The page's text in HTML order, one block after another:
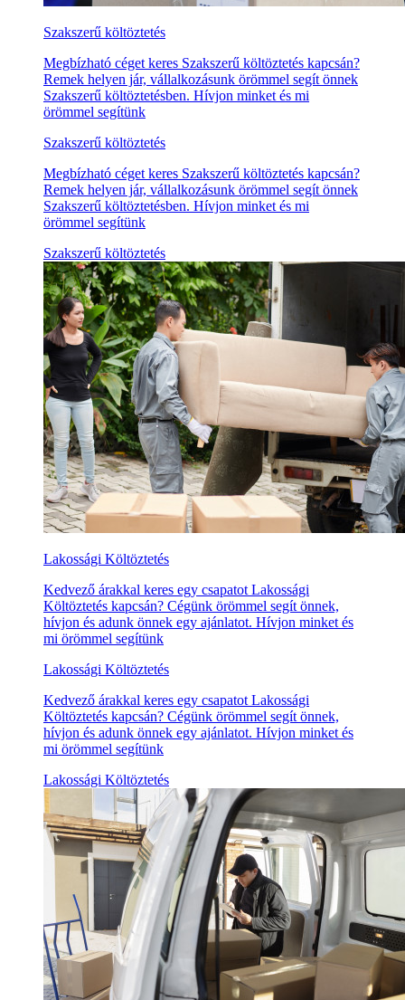
Szakszerű költöztetés
Megbízható céget keres Szakszerű költöztetés kapcsán?
Remek helyen jár, vállalkozásunk örömmel segít önnek
Szakszerű költöztetésben. Hívjon minket és mi
örömmel segítünk
Szakszerű költöztetés
Megbízható céget keres Szakszerű költöztetés kapcsán?
Remek helyen jár, vállalkozásunk örömmel segít önnek
Szakszerű költöztetésben. Hívjon minket és mi
örömmel segítünk
Szakszerű költöztetés
Lakossági Költöztetés
Kedvező árakkal keres egy csapatot Lakossági
Költöztetés kapcsán? Cégünk örömmel segít önnek,
hívjon és adunk önnek egy ajánlatot. Hívjon minket és
mi örömmel segítünk
Lakossági Költöztetés
Kedvező árakkal keres egy csapatot Lakossági
Költöztetés kapcsán? Cégünk örömmel segít önnek,
hívjon és adunk önnek egy ajánlatot. Hívjon minket és
mi örömmel segítünk
Lakossági Költöztetés